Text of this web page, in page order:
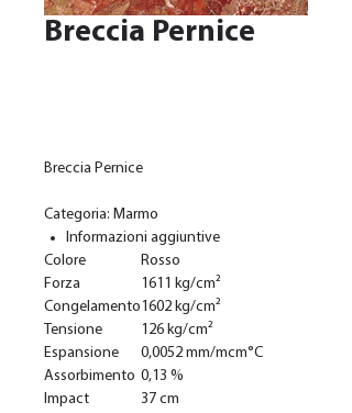
Breccia Pernice
Breccia Pernice
Categoria: Marmo
Informazioni aggiuntive
Colore
Rosso
Forza
1611 kg/cm²
Congelamento 1602 kg/cm²
Tensione
126 kg/cm²
Espansione
0,0052 mm/mcm°C
Assorbimento 0,13 %
Impact
37 cm